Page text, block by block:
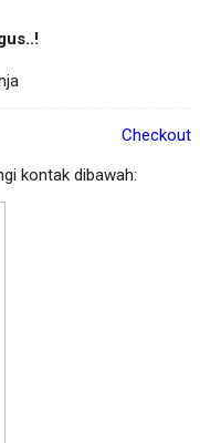
Checkout
kontak dibawah: